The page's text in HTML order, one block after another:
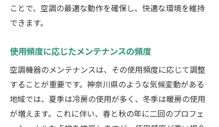
ことで、空調の最適な動作を確保し、快適な環境を維持
できます。
使用頻度に応じたメンテナンスの頻度
空調機器のメンテナンスは、その使用頻度に応じて調整
することが重要です。神奈川県のような気候変動がある
地域では、夏季は冷房の使用が多く、冬季は暖房の使用
が増えます。これに伴い、春と秋の年に二回のプロフェ